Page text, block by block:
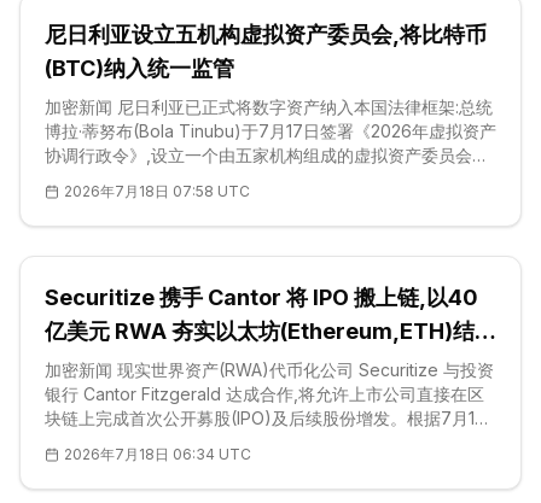
尼日利亚设立五机构虚拟资产委员会,将比特币
(BTC)纳入统一监管
加密新闻 尼日利亚已正式将数字资产纳入本国法律框架:总统
博拉·蒂努布(Bola Tinubu)于7月17日签署《2026年虚拟资产
协调行政令》,设立一个由五家机构组成的虚拟资产委员会统
此前各自为政的多家监管机构的职能集中协调起来。总统府
方面指出,未注册及欺诈性经营者一直利用监管职责重叠所留
下的空隙,把矛头对准民众的储蓄。委员会的任务是在整个生
密监管制度化方面最具分量的举措之一,也为比特币
(Bitcoin,BTC)交易者划定了一套明确的本土规则。 与此同
2026年7月18日 07:58 UTC
Securitize 携手 Cantor 将 IPO 搬上链,以40
亿美元 RWA 夯实以太坊(Ethereum,ETH)结算
地位
加密新闻 现实世界资产(RWA)代币化公司 Securitize 与投资
银行 Cantor Fitzgerald 达成合作,将允许上市公司直接在区
块链上完成首次公开募股(IPO)及后续股份增发。根据7月15
节,Securitize 则提供发行、分销及管理代币化证券的基础设
施;其经美国证券交易委员会(SEC)注册的经纪自营子公司
2026年7月18日 06:34 UTC